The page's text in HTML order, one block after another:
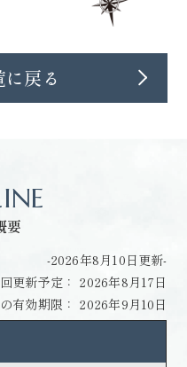
戻る
要
-2026年8月10日更新-
更新予定： 2026年8月17日
有効期限： 2026年9月10日